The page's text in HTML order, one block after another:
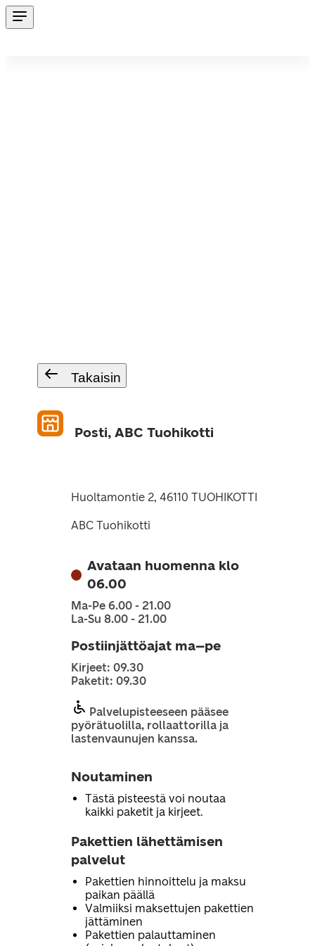
Takaisin
Posti, ABC Tuohikotti
Huoltamontie 2, 46110 TUOHIKOTTI
ABC Tuohikotti
Avataan huomenna klo
06.00
Ma-Pe 6.00 - 21.00
La-Su 8.00 - 21.00
Postiinjättöajat ma–pe
Kirjeet: 09.30
Paketit: 09.30
Palvelupisteeseen pääsee
pyörätuolilla, rollaattorilla ja
lastenvaunujen kanssa.
Noutaminen
Tästä pisteestä voi noutaa
kaikki paketit ja kirjeet.
Pakettien lähettämisen
palvelut
Pakettien hinnoittelu ja maksu
paikan päällä
Valmiiksi maksettujen pakettien
jättäminen
Pakettien palauttaminen